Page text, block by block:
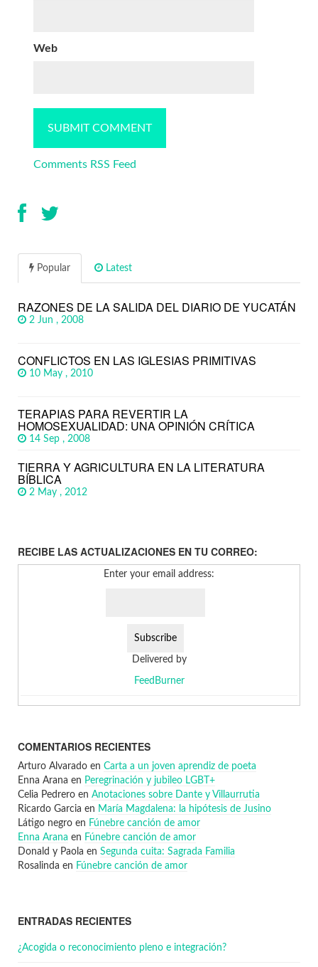
Web
Comments RSS Feed
Popular Latest
RAZONES DE LA SALIDA DEL DIARIO DE YUCATÁN
2 Jun , 2008
CONFLICTOS EN LAS IGLESIAS PRIMITIVAS
10 May , 2010
TERAPIAS PARA REVERTIR LA
HOMOSEXUALIDAD: UNA OPINIÓN CRÍTICA
14 Sep , 2008
TIERRA Y AGRICULTURA EN LA LITERATURA
BÍBLICA
2 May , 2012
RECIBE LAS ACTUALIZACIONES EN TU CORREO:
Enter your email address:
Delivered by
FeedBurner
COMENTARIOS RECIENTES
Arturo Alvarado en Carta a un joven aprendiz de poeta
Enna Arana en Peregrinación y jubileo LGBT+
Celia Pedrero en Anotaciones sobre Dante y Villaurrutia
Ricardo Garcia en María Magdalena: la hipótesis de Jusino
Látigo negro en Fúnebre canción de amor
Enna Arana en Fúnebre canción de amor
Donald y Paola en Segunda cuita: Sagrada Familia
Rosalinda en Fúnebre canción de amor
ENTRADAS RECIENTES
¿Acogida o reconocimiento pleno e integración?